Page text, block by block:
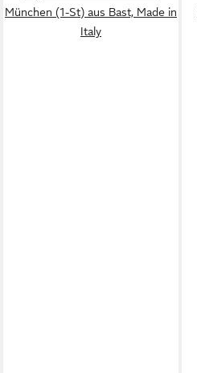
München (1-St) aus Bast, Made in
Italy